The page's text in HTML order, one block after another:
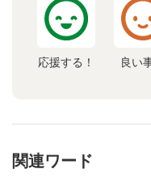
応援する！ 良い
関連ワード